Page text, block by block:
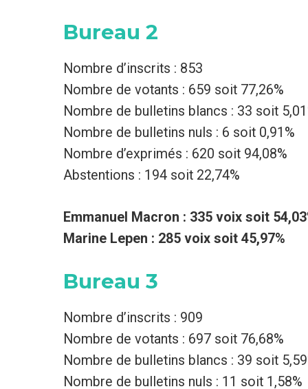
Bureau 2
Nombre d’inscrits : 853
Nombre de votants : 659 soit 77,26%
Nombre de bulletins blancs : 33 soit
Nombre de bulletins nuls : 6 soit 0,91%
Nombre d’exprimés : 620 soit 94,08%
Abstentions : 194 soit 22,74%
Emmanuel Macron : 335 voix soit
Marine Lepen : 285 voix soit 45,97%
Bureau 3
Nombre d’inscrits : 909
Nombre de votants : 697 soit 76,68%
Nombre de bulletins blancs : 39 soit
Nombre de bulletins nuls : 11 soit 1,58%